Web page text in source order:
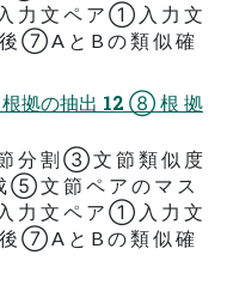
力 文 ペ ア ① 入 力 文
後 ⑦ A と B の 類 似 確
根拠の抽出 12 ⑧ 根 拠
分 割 ③ 文 節 類 似 度
⑤ 文 節 ペ ア の マ ス
力 文 ペ ア ① 入 力 文
後 ⑦ A と B の 類 似 確